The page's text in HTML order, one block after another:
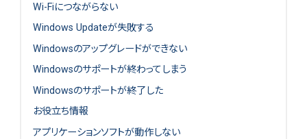
Wi-Fiにつながらない
Windows Updateが失敗する
Windowsのアップグレードができない
Windowsのサポートが終わってしまう
Windowsのサポートが終了した
お役立ち情報
アプリケーションソフトが動作しない